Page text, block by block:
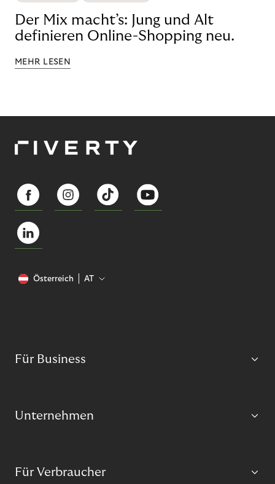
Der Mix macht’s: Jung und Alt
definieren Online-Shopping neu.
MEHR LESEN
Österreich AT
Für Business
Unternehmen
Für Verbraucher